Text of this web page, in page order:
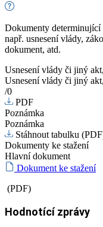
Dokumenty determinující
např. usnesení vlády,
dokument, atd.
Usnesení vlády či jiný
Usnesení vlády či jiný
/0
PDF
Poznámka
Poznámka
Stáhnout tabulku
Dokumenty ke stažení
Hlavní dokument
Dokument ke stažení
(PDF)
Hodnotící zprávy